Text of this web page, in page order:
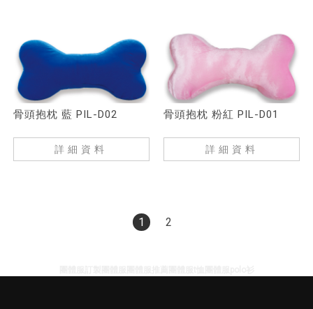
骨頭抱枕 藍 PIL-D02
詳細資料
骨頭抱枕 粉紅 PIL-D01
詳細資料
1 2